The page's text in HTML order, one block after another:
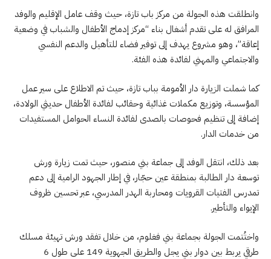
وانطلقت هذه الجولة من مركز باب تازة، حيث وقف عامل الإقليم والوفد
المرافق له على تقدم أشغال بناء “مركز إدماج الأطفال والشباب في وضعية
إعاقة”، وهو مشروع يهدف إلى توفير فضاء للتأهيل والدعم النفسي
والاجتماعي والمهني لفائدة هذه الفئة.
كما شملت الزيارة دار الأمومة بباب تازة، حيث تم الاطلاع على سير عمل
المؤسسة، وتوزيع مكملات غذائية وحقائب لفائدة الأطفال حديثي الولادة،
إضافة إلى تنظيم فحوصات بالصدى لفائدة النساء الحوامل المستفيدات
من خدمات الدار.
بعد ذلك، انتقل الوفد إلى جماعة بني منصور، حيث تمت زيارة ورش
توسعة دار الطالبة بمنطقة عين حجّار، في إطار الجهود الرامية إلى دعم
تمدرس الفتيات القرويات ومحاربة الهدر المدرسي، عبر تحسين ظروف
الإيواء والتأطير.
واختُتمت الجولة بجماعة بني فغلوم، من خلال تفقد ورش تهيئة مسلك
طرقي يربط بين دوار بني يجل والطريق الجهوية 149 على طول 6